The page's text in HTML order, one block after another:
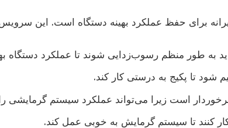
برای حفظ عملکرد بهینه دستگاه است. این
به طور منظم رسوب‌زدایی شوند تا عملکرد دستگاه
شود تا پکیج به درستی کار کند.
است زیرا می‌تواند عملکرد سیستم گرمایشی
کنند تا سیستم گرمایش به خوبی عمل کند.